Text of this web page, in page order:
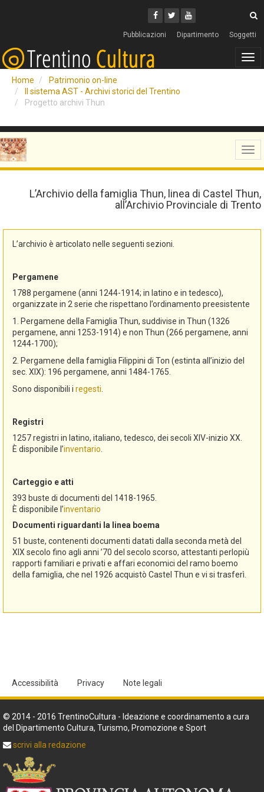
Facebook
Twitter
Youtube
Pubblicazioni Dipartimento Soggetti
Home
Patrimonio on-line
Il sistema AST - Archivi storici del Trentino
Progetto archivi Thun
L’Archivio della famiglia Thun, linea di Castel Thun,
all’Archivio Provinciale di Trento
L’archivio è articolato nelle seguenti sezioni.
Pergamene
1788 pergamene (anni 1244-1914; in latino e in tedesco),
organizzate in 2 serie che rispettano l’ordinamento preesistente
1. Pergamene della Famiglia Thun, suddivise in Thun (1326
pergamene, anni 1253-1914) e non Thun (266 pergamene, anni
1244-1700);
2. Pergamene della famiglia Filippini di Ton (estinta all’inizio del
sec. XIX): 196 pergamene, anni 1484-1765.
Sono disponibili i regesti
Registri
1257 registri in latino, italiano, tedesco, dei secoli XIV-inizio XX.
È disponibile l’inventario
Carteggio e atti
393 buste di documenti del 1418-1965.
È disponibile l’inventario
Documenti riguardanti la linea boema
51 buste, contenenti documenti datati dalla seconda metà del
XIX secolo fino agli anni ’70 del secolo scorso, attestanti perlopiù
rapporti familiari e privati e affari economici del ramo boemo
della famiglia, che nel 1926 acquistò Castel Thun e vi si trasferì.
Accessibilità Privacy Note legali
© 2014 - 2016 TrentinoCultura - Ideazione e coordinamento a cura
del Dipartimento Cultura, Turismo, Promozione e Sport
scrivi alla redazione